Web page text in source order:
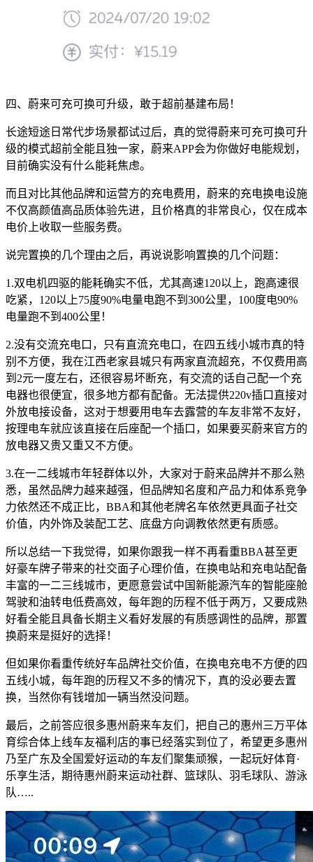
四、蔚来可充可换可升级，敢于超前基建布局！
长途短途日常代步场景都试过后，真的觉得蔚来可充可换可升
级的模式超前全能且独一家，蔚来APP会为你做好电能规划，
目前确实没有什么能耗焦虑。
而且对比其他品牌和运营方的充电费用，蔚来的充电换电设施
不仅高颜值高品质体验先进，且价格真的非常良心，仅在成本
电价上收取一些服务费。
说完置换的几个理由之后，再说说影响置换的几个问题：
1.双电机四驱的能耗确实不低，尤其高速120以上，跑高速很
吃紧，120以上75度90%电量电跑不到300公里，100度电90%
电量跑不到400公里！
2.没有交流充电口，只有直流充电口，在四五线小城市真的特
别不方便，我在江西老家县城只有两家直流超充，不仅费用高
到2元一度左右，还很容易坏断充，有交流的话自己配一个充
电器也很便宜，很多地方都有配备。无法提供220v插口直接对
外放电接设备，这对于想要用电车去露营的车友非常不友好，
按理电车就应该直接在后座配一个插口，如果要买蔚来官方的
放电器又贵又重又不方便。
3.在一二线城市年轻群体以外，大家对于蔚来品牌并不那么熟
悉，虽然品牌力越来越强，但品牌知名度和产品力和体系竞争
力依然还不成正比，BBA和其他老牌名车依然更具面子社交
价值，内外饰及装配工艺、底盘方向调教依然更有质感。
所以总结一下我觉得，如果你跟我一样不再看重BBA甚至更
好豪车牌子带来的社交面子心理价值，在换电站和充电站配备
丰富的一二三线城市，更愿意尝试中国新能源汽车的智能座舱
驾驶和油转电低费高效，每年跑的历程不低于两万，又要成熟
好看全能且具备长期主义看好发展的有质感调性的品牌，那置
换蔚来是挺好的选择！
但如果你看重传统好车品牌社交价值，在换电充电不方便的四
五线小城，每年跑的历程又不多的情况下，真的没必要去置
换，当然你有钱增加一辆当然没问题。
最后，之前答应很多惠州蔚来车友们，把自己的惠州三万平体
育综合体上线车友福利店的事已经落实到位了，希望更多惠州
乃至广东及全国爱好运动的车友们聚集顽猴，一起玩好体育·
乐享生活，期待惠州蔚来运动社群、篮球队、羽毛球队、游泳
队…..